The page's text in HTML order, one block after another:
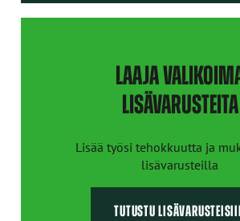
LAAJA
LISÄVARUSTEITA
Lisää työsi tehokkuutta ja
lisävarusteilla
TUTUSTU